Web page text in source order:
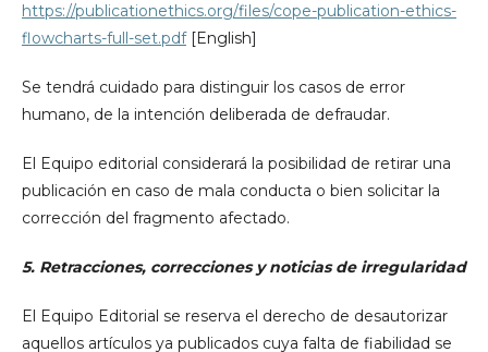
https://publicationethics.org/files/cope-publication-ethics-
flowcharts-full-set.pdf[English]
Se tendrá cuidado para distinguir los casos de error
humano, de la intención deliberada de defraudar.
El Equipo editorial considerará la posibilidad de retirar una
publicación en caso de mala conducta o bien solicitar la
corrección del fragmento afectado.
5. Retracciones, correcciones y noticias de irregularidad
El Equipo Editorial se reserva el derecho de desautorizar
aquellos artículos ya publicados cuya falta de fiabilidad se